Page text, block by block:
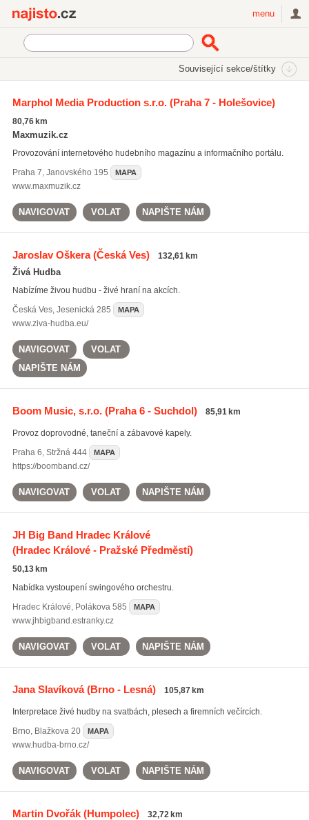
menu
Související sekce/štítky
Hudební skupiny a interpreti
Marphol Media Production s.r.o.(Praha 7 - Holešovice)
80,76 km
Maxmuzik.cz
Provozování internetového hudebního magazínu a informačního portálu.
Praha 7, Janovského 195 MAPA
www.maxmuzik.cz
NAVIGOVAT VOLAT NAPIŠTE NÁM
Jaroslav Oškera(Česká Ves) 132,61 km
Živá Hudba
Nabízíme živou hudbu - živé hraní na akcích.
Česká Ves, Jesenická 285 MAPA
www.ziva-hudba.eu/
NAVIGOVAT
VOLAT
NAPIŠTE NÁM
Boom Music, s.r.o.(Praha 6 - Suchdol) 85,91 km
Provoz doprovodné, taneční a zábavové kapely.
Praha 6, Stržná 444 MAPA
https://boomband.cz/
NAVIGOVAT VOLAT NAPIŠTE NÁM
JH Big Band Hradec Králové
(Hradec Králové - Pražské Předměstí)
50,13 km
Nabídka vystoupení swingového orchestru.
Hradec Králové, Polákova 585 MAPA
www.jhbigband.estranky.cz
NAVIGOVAT VOLAT NAPIŠTE NÁM
Jana Slavíková(Brno - Lesná) 105,87 km
Interpretace živé hudby na svatbách, plesech a firemních večírcích.
Brno, Blažkova 20 MAPA
www.hudba-brno.cz/
NAVIGOVAT VOLAT NAPIŠTE NÁM
Martin Dvořák(Humpolec) 32,72 km